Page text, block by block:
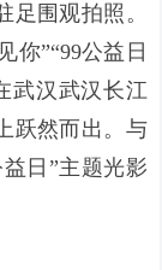
围观拍照。
你”“99公益日
武汉武汉长江
跃然而出。与
日”主题光影